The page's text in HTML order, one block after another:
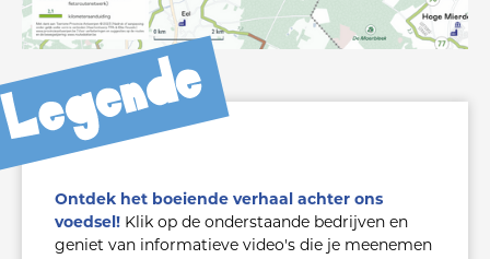
Ontdek het boeiende verhaal achter ons
voedsel! Klik op de onderstaande bedrijven en
geniet van informatieve video's die je meenemen